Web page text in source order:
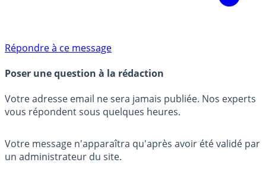
Répondre à ce message
Poser une question à la rédaction
Votre adresse email ne sera jamais publiée. Nos experts
vous répondent sous quelques heures.
Votre message n'apparaîtra qu'après avoir été validé par
un administrateur du site.